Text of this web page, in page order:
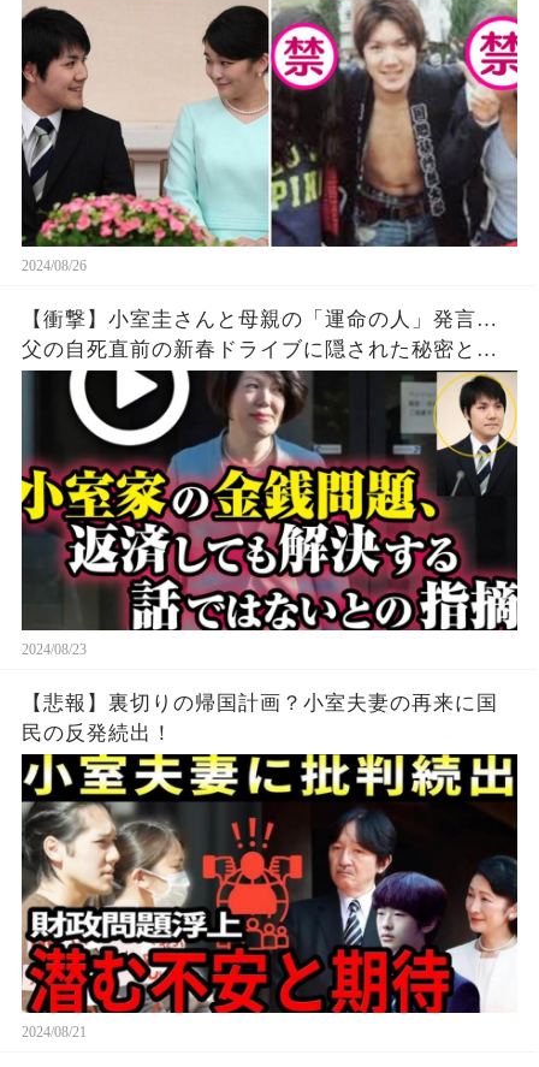
2024/08/26
【衝撃】小室圭さんと母親の「運命の人」発言…
父の自死直前の新春ドライブに隠された秘密と
2024/08/23
【悲報】裏切りの帰国計画？小室夫妻の再来に国
民の反発続出！
2024/08/21